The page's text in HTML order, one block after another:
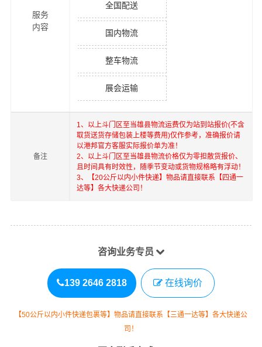
服务
内容
全国配送
国内物流
整车物流
展会运输
备注
1、以上斗门区 至当雄县物流运费仅为站到站报价(不含
取货送货存储包装上楼等费用)仅作参考，准确报价请
以港邦官方客服实际报价单为准！
2、以上斗门区 至当雄县物流价格仅为零担散货报价、
且时间具有时效性，随季节变动或货物规格略有浮动！
3、【20公斤以内小件快递】物品请直接联系【四通一
达等】各大快递公司！
咨询业务专员
139 2646 2818 在线询价
【50公斤以内小件快递包裹等】物品请直接联系【三通一达等】各大快递公
司！